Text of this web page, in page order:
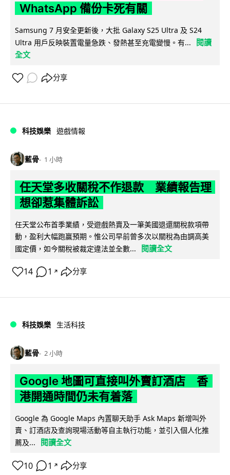
WhatsApp 備份卡死有關
Samsung 7 月安全更新後，大批 Galaxy S25 Ultra 及 S24
Ultra 用戶反映裝置電量急跌、發熱甚至充電變慢。有...
閱讀
全文
分享
科技娛樂 遊戲情報
藍骨 1 小時
任天堂多收關稅不作退款 業績報告理
想卻惹集體訴訟
任天堂公布首季業績，受遊戲熱賣及一筆美國退還關稅款項帶
動，盈利大幅跑贏預期。惟公司早前曾多次以關稅為由調高美
國定價，如今關稅被裁定違法並全數...
閱讀全文
14 1 ↗ 分享
科技娛樂 生活科技
藍骨 2 小時
Google 地圖可直接叫外賣訂酒店 香
港開通時間仍未有着落
Google 為 Google Maps 內置聊天助手 Ask Maps 新增叫外
賣、訂酒店及查詢現場活動等自主執行功能，並引入個人化推
薦及...
閱讀全文
10 1 ↗ 分享